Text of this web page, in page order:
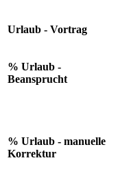
Urlaub - Vortrag
% Urlaub -
Beansprucht
% Urlaub - manuelle
Korrektur